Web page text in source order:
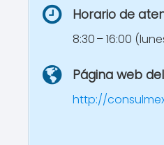
Horario de
8:30 – 16:00
Página web
http://